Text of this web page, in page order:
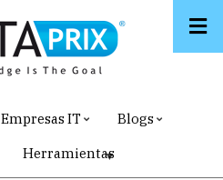
Empresas IT
Blogs
Herramientas